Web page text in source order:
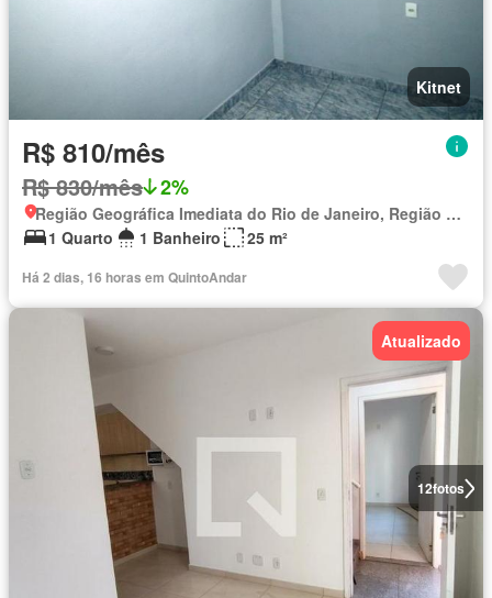
Kitnet
R$ 810/mês
R$ 830/mês 2%
Região Geográfica Imediata do Rio de Janeiro, Região Metropolitana do Rio de Janeiro
1 Quarto
1 Banheiro 25 m²
Há 2 dias, 16 horas em QuintoAndar
12fotos
Atualizado